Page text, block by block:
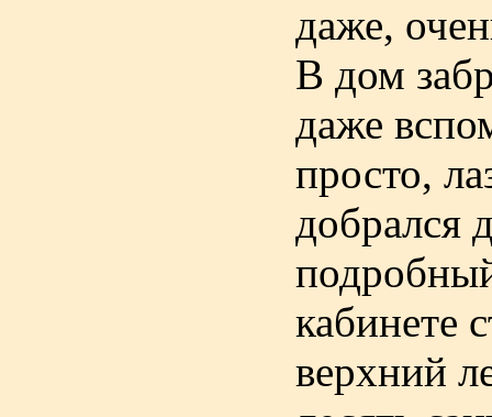
даже,
В дом
даже
просто,
добрался
кабинете
верхний